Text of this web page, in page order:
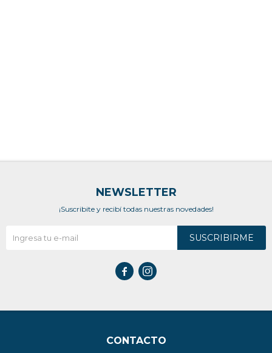
CONTACTO
NEWSLETTER
¡Suscribite y recibí todas nuestras novedades!
SUSCRIBIRME
 